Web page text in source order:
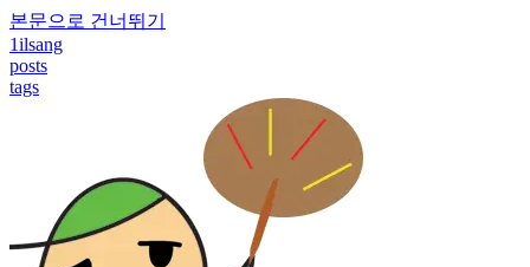
본문으로 건너뛰기
1ilsang
posts
tags